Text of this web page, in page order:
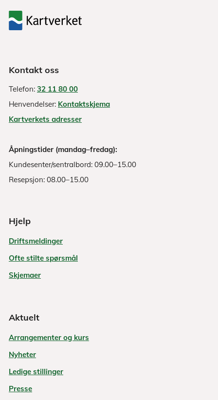
Kontakt oss
Telefon: 32 11 80 00
Henvendelser: Kontaktskjema
Kartverkets adresser
Åpningstider (mandag–fredag):
Kundesenter/sentralbord: 09.00–15.00
Resepsjon: 08.00–15.00
Hjelp
Driftsmeldinger
Ofte stilte spørsmål
Skjemaer
Aktuelt
Arrangementer og kurs
Nyheter
Ledige stillinger
Presse